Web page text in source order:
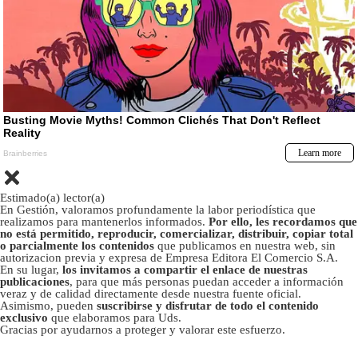
Estimado(a) lector(a)
En Gestión, valoramos profundamente la labor periodística que
realizamos para mantenerlos informados. Por ello, les recordamos que
no está permitido, reproducir, comercializar, distribuir, copiar total
o parcialmente los contenidos que publicamos en nuestra web, sin
autorizacion previa y expresa de Empresa Editora El Comercio S.A.
En su lugar, los invitamos a compartir el enlace de nuestras
publicaciones, para que más personas puedan acceder a información
veraz y de calidad directamente desde nuestra fuente oficial.
Asimismo, pueden suscribirse y disfrutar de todo el contenido
exclusivo que elaboramos para Uds.
Gracias por ayudarnos a proteger y valorar este esfuerzo.